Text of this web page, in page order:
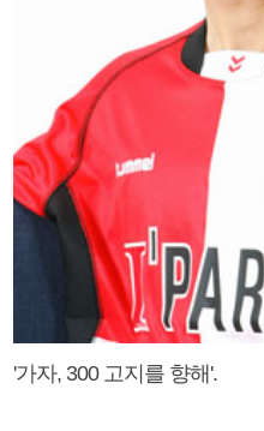
'가자, 300 고지를 향해'.